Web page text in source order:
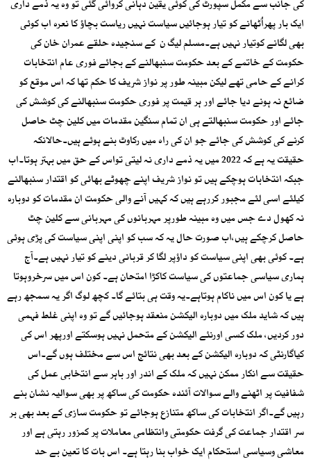
کی جانب سے مکمل سپورٹ کی کوئی یقین دہانی کروائی گئی تو وہ یہ ذمے داری
ایک بار پھراُٹھانے کو تیار ہوجائیں سیاست نہیں ریاست بچاؤ کا نعرہ اب کوئی
بھی لگانے کوتیار نہیں ہے۔مسلم لیگ ن کے سنجیدہ حلقے عمران خان کی
حکومت کے خاتمے کے بعد حکومت سنبھالنے کے بجائے فوری عام انتخابات
کرانے کے حامی تھے لیکن مبینہ طور پر نواز شریف کا حکم تھا کہ اس موقع کو
ضائع نہ ہونے دیا جائے اور ہر قیمت پر فوری حکومت سنبھالنے کی کوشش کی
جائے اور حکومت سنبھالتے ہی ان تمام سنگین مقدمات میں کلین چٹ حاصل
کرنے کی کوشش کی جائے جو ان کی راہ میں رکاوٹ بنے ہوئے ہیں۔حالانکہ
حقیقت یہ ہے کہ 2022 میں یہ ذمے داری نہ لیتی تواس کے حق میں بہتر ہوتا۔اب
جبکہ انتخابات ہوچکے ہیں تو نواز شریف اپنے چھوٹے بھائی کو اقتدار سنبھالنے
کیلئے اسی لئے مجبور کررہے ہیں کہ کہیں آنے والی حکومت ان مقدمات کو دوبارہ
نہ کھول دے جس میں وہ مبینہ طورپر مہربانوں کی مہربانی سے کلین چٹ
حاصل کرچکے ہیں،اب صورت حال یہ کہ سب کو اپنی اپنی سیاست کی پڑی ہوئی
ہے۔ کوئی بھی اپنی سیاست کو داؤپر لگا کر قربانی دینے کو تیار نہیں ہے۔آج
ہماری سیاسی جماعتوں کی سیاست کاکڑا امتحان ہے۔ کون اس میں سرخروہوتا
ہے یا کون اس میں ناکام ہوتاہے۔یہ وقت ہی بتائے گا۔ کچھ لوگ اگر یہ سمجھ رہے
ہیں کہ شاید ملک میں دوبارہ الیکشن منعقد ہوجائیں گے تو وہ اپنی غلط فہمی
دور کردیں، ملک کسی اورنئے الیکشن کے متحمل نہیں ہوسکتے اورپھر اس کی
کیاگارنٹی کہ دوبارہ الیکشن کے بعد بھی نتائج اس سے مختلف ہوں گے۔اس
حقیقت سے انکار ممکن نہیں کہ ملک کے اندر اور باہر سے انتخابی عمل کی
شفافیت پر اٹھنے والے سوالات آئندہ حکومت کی ساکھ پر بھی سوالیہ نشان بنے
رہیں گے۔اگر انتخابات کی ساکھ متنازع ہوجائے تو حکومت سازی کے بعد بھی بر
سر اقتدار جماعت کی گرفت حکومتی وانتظامی معاملات پر کمزور رہتی ہے اور
معاشی وسیاسی استحکام ایک خواب بنا رہتا ہے۔ اس بات کا تعین بے حد